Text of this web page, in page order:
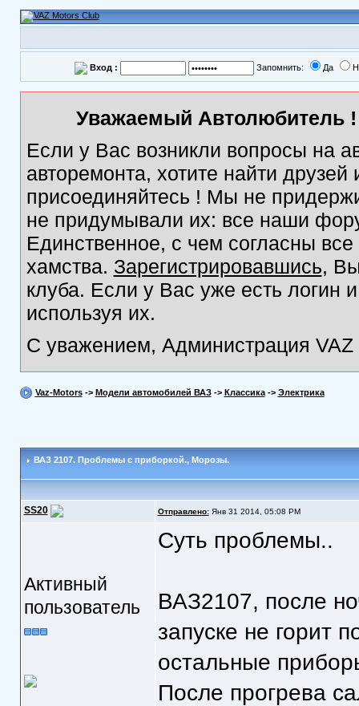
Вход : Запомнить: Да
Уважаемый Автолюбитель
Если у Вас возникли вопросы на
авторемонта, хотите найти
присоединяйтесь ! Мы не
не придумывали их: все наши
Единственное, с чем согласны
хамства. Зарегистрировавшись,
клуба. Если у Вас уже есть логин
используя их.
С уважением, Администрация VAZ
Vaz-Motors-> Модели автомобилей ВАЗ-> Классика-> Электрика
ВАЗ 2107. Проблемы с приборкой., Морозы.
SS20 Отправлено:Янв 31 2014, 05:08 PM
Активный
пользователь
Суть проблемы..
ВАЗ2107, после
запуске не горит
остальные
После прогрева